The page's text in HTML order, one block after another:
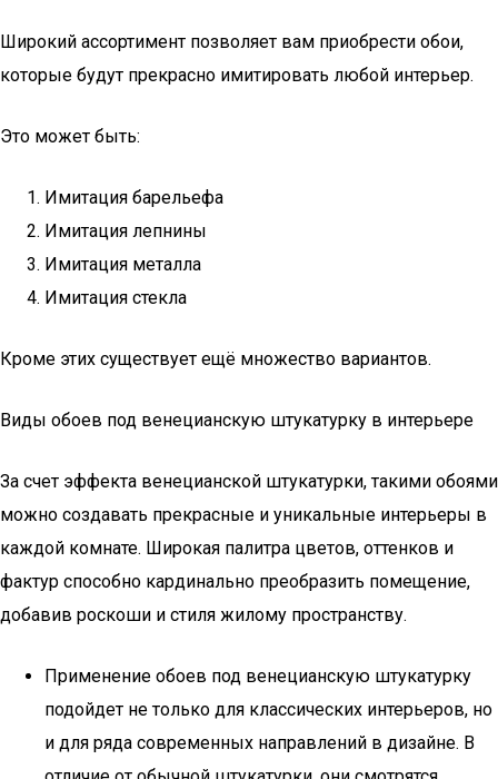
Широкий ассортимент позволяет вам приобрести обои,
которые будут прекрасно имитировать любой интерьер.
Это может быть:
Имитация барельефа
Имитация лепнины
Имитация металла
Имитация стекла
Кроме этих существует ещё множество вариантов.
Виды обоев под венецианскую штукатурку в интерьере
За счет эффекта венецианской штукатурки, такими обоями
можно создавать прекрасные и уникальные интерьеры в
каждой комнате. Широкая палитра цветов, оттенков и
фактур способно кардинально преобразить помещение,
добавив роскоши и стиля жилому пространству.
Применение обоев под венецианскую штукатурку
подойдет не только для классических интерьеров, но
и для ряда современных направлений в дизайне. В